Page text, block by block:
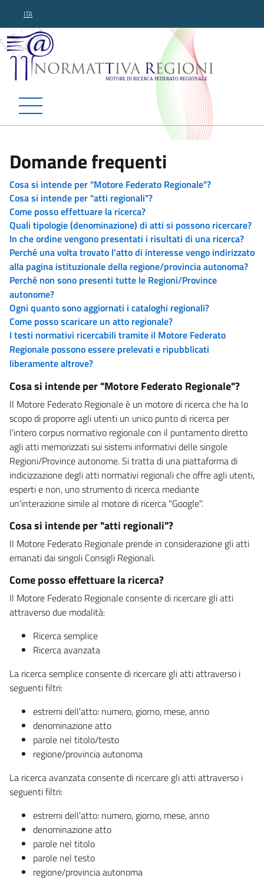
ITA
Normattiva Regioni -
Domande frequenti
Cosa si intende per "Motore Federato Regionale"?
Cosa si intende per "atti regionali"?
Come posso effettuare la ricerca?
Quali tipologie (denominazione) di atti si possono ricercare?
In che ordine vengono presentati i risultati di una ricerca?
Perché una volta trovato l'atto di interesse vengo indirizzato
alla pagina istituzionale della regione/provincia autonoma?
Perché non sono presenti tutte le Regioni/Province
autonome?
Ogni quanto sono aggiornati i cataloghi regionali?
Come posso scaricare un atto regionale?
I testi normativi ricercabili tramite il Motore Federato
Regionale possono essere prelevati e ripubblicati
liberamente altrove?
Cosa si intende per "Motore Federato Regionale"?
Il Motore Federato Regionale è un motore di ricerca che ha lo
scopo di proporre agli utenti un unico punto di ricerca per
l'intero corpus normativo regionale con il puntamento diretto
agli atti memorizzati sui sistemi informativi delle singole
Regioni/Province autonome. Si tratta di una piattaforma di
indicizzazione degli atti normativi regionali che offre agli utenti,
esperti e non, uno strumento di ricerca mediante
un'interazione simile al motore di ricerca "Google".
Cosa si intende per "atti regionali"?
Il Motore Federato Regionale prende in considerazione gli atti
emanati dai singoli Consigli Regionali.
Come posso effettuare la ricerca?
Il Motore Federato Regionale consente di ricercare gli atti
attraverso due modalità:
Ricerca semplice
Ricerca avanzata
La ricerca semplice consente di ricercare gli atti attraverso i
seguenti filtri:
estremi dell'atto: numero, giorno, mese, anno
denominazione atto
parole nel titolo/testo
regione/provincia autonoma
La ricerca avanzata consente di ricercare gli atti attraverso i
seguenti filtri:
estremi dell'atto: numero, giorno, mese, anno
denominazione atto
parole nel titolo
parole nel testo
regione/provincia autonoma